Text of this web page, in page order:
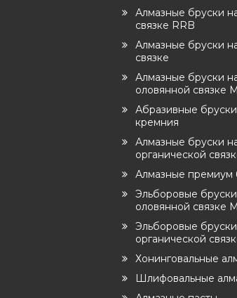
Алмазные бруски
связке RRB
Алмазные бруски
связке
Алмазные бруски
оловянной связке
Абразивные
кремния
Алмазные бруски
органической
Алмазные премиум
Эльборовые
оловянной связке
Эльборовые
органической
Хонинговальные
Шлифовальные